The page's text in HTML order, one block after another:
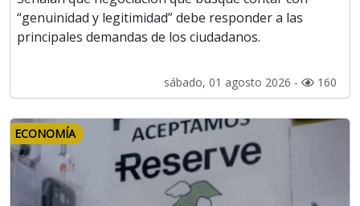
“genuinidad y legitimidad” debe responder a las
principales demandas de los ciudadanos.
sábado, 01 agosto 2026 - 160
ECONOMÍA